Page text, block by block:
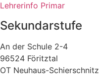
Lehrerinfo Primar
Sekundarstufe
An der Schule 2-4
96524 Föritztal
OT Neuhaus-Schierschnitz